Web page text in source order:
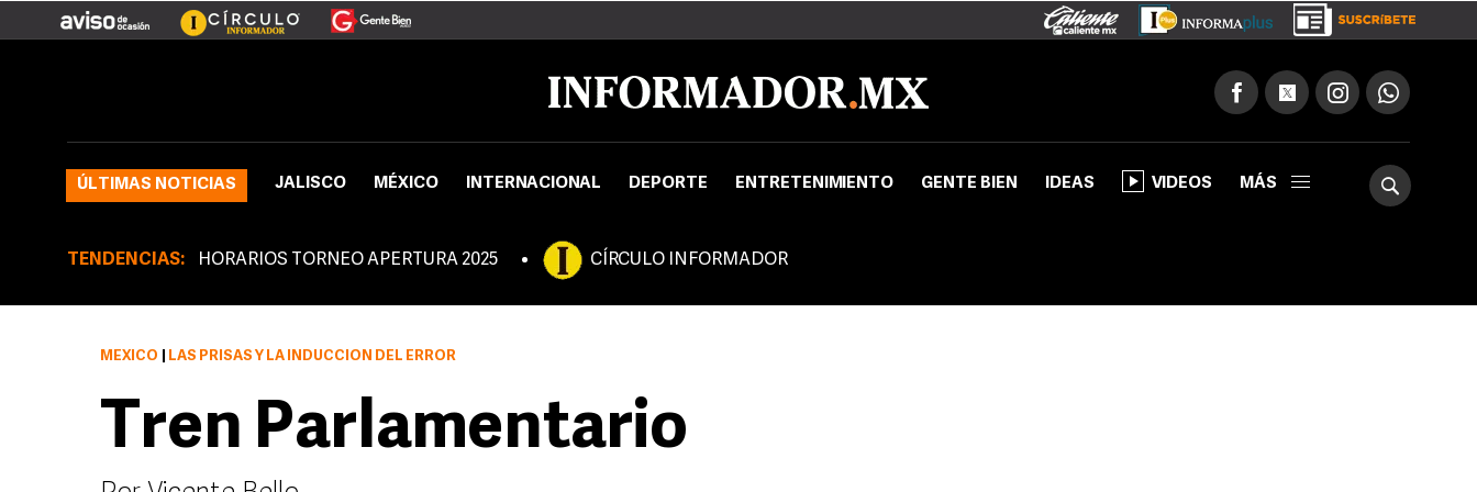
ÚLTIMAS NOTICIAS JALISCO MÉXICO INTERNACIONAL DEPORTE ENTRETENIMIENTO GENTE BIEN IDEAS VIDEOS MÁS
TENDENCIAS: HORARIOS TORNEO APERTURA 2025 CÍRCULO INFORMADOR
MÉXICO LAS PRISAS Y LA INDUCCIÓN DEL ERROR
Tren Parlamentario